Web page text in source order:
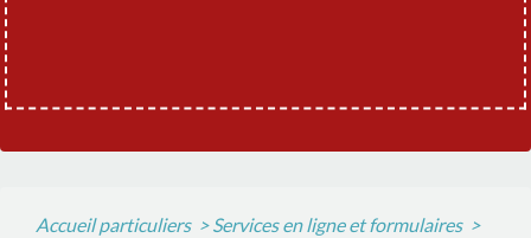
Accueil particuliers > Services en ligne et formulaires >